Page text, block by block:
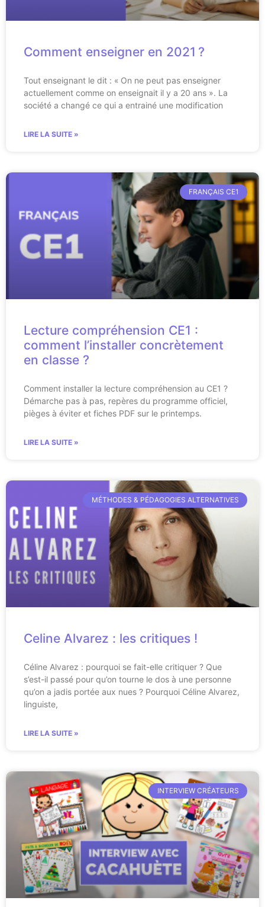
Comment enseigner en 2021 ?
Tout enseignant le dit : « On ne peut pas enseigner
actuellement comme on enseignait il y a 20 ans ». La
société a changé ce qui a entrainé une modification
LIRE LA SUITE »
FRANÇAIS CE1
Lecture compréhension CE1 :
comment l’installer concrètement
en classe ?
Comment installer la lecture compréhension au CE1 ?
Démarche pas à pas, repères du programme officiel,
pièges à éviter et fiches PDF sur le printemps.
LIRE LA SUITE »
MÉTHODES & PÉDAGOGIES ALTERNATIVES
Celine Alvarez : les critiques !
Céline Alvarez : pourquoi se fait-elle critiquer ? Que
s’est-il passé pour qu’on tourne le dos à une personne
qu’on a jadis portée aux nues ? Pourquoi Céline Alvarez,
linguiste,
LIRE LA SUITE »
INTERVIEW CRÉATEURS